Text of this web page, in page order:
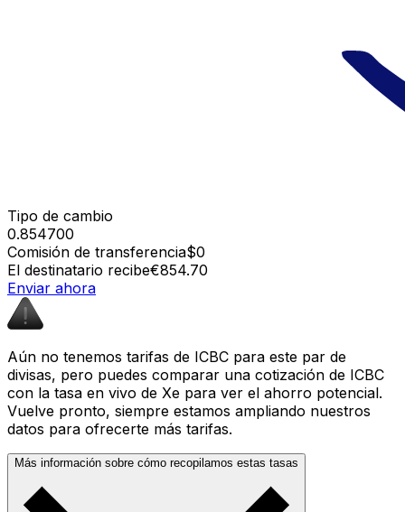
Tipo de cambio
0.854700
Comisión de transferencia$0
El destinatario recibe€854.70
Enviar ahora
Aún no tenemos tarifas de ICBC para este par de
divisas, pero puedes comparar una cotización de ICBC
con la tasa en vivo de Xe para ver el ahorro potencial.
Vuelve pronto, siempre estamos ampliando nuestros
datos para ofrecerte más tarifas.
Más información sobre cómo recopilamos estas tasas